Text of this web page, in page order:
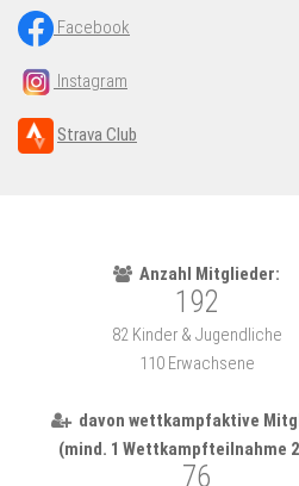
Facebook
Instagram
Strava Club